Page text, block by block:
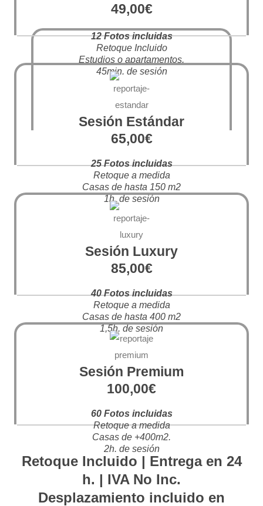
49,00€
12 Fotos incluidas
Retoque Incluido
Estudios o apartamentos.
45min. de sesión
Sesión Estándar
65,00€
25 Fotos incluidas
Retoque a medida
Casas de hasta 150 m2
1h. de sesión
Sesión Luxury
85,00€
40 Fotos incluidas
Retoque a medida
Casas de hasta 400 m2
1,5h. de sesión
Sesión Premium
100,00€
60 Fotos incluidas
Retoque a medida
Casas de +400m2.
2h. de sesión
Retoque Incluido | Entrega en 24
h. | IVA No Inc.
Desplazamiento incluido en